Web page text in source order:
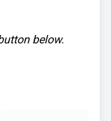
below.